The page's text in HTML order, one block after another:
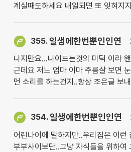
계실때도하세요 내일되면 또 잊혀지
355. 일생에한번뿐인인연
나지만요...나이드는것의 미덕 이라
근데요 저느 엄마 이마 주름살 보면
먼 소리를 하는건지..항상 조은글 보
354. 일생에한번뿐인인연
어린나이에 말하지만..우리집은 이런
부부사이보단..그냥 자식들을 위하여